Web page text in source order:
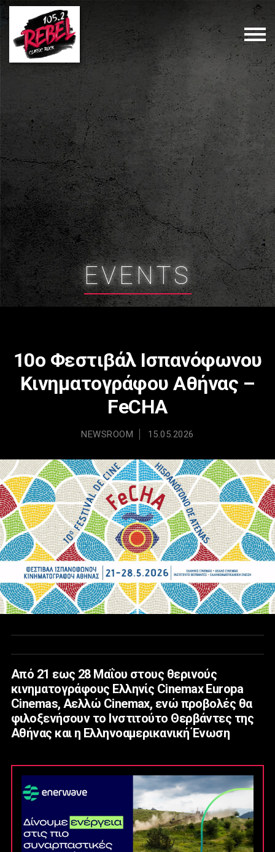
EVENTS
10ο Φεστιβάλ Ισπανόφωνου
Κινηματογράφου Αθήνας –
FeCHA
NEWSROOM 15.05.2026
Από 21 εως 28 Μαΐου στους θερινούς
κινηματογράφους Ελληνίς Cinemax Europa
Cinemas, Αελλώ Cinemax, ενώ προβολές θα
φιλοξενήσουν το Ινστιτούτο Θερβάντες της
Αθήνας και η Ελληνοαμερικανική Ένωση